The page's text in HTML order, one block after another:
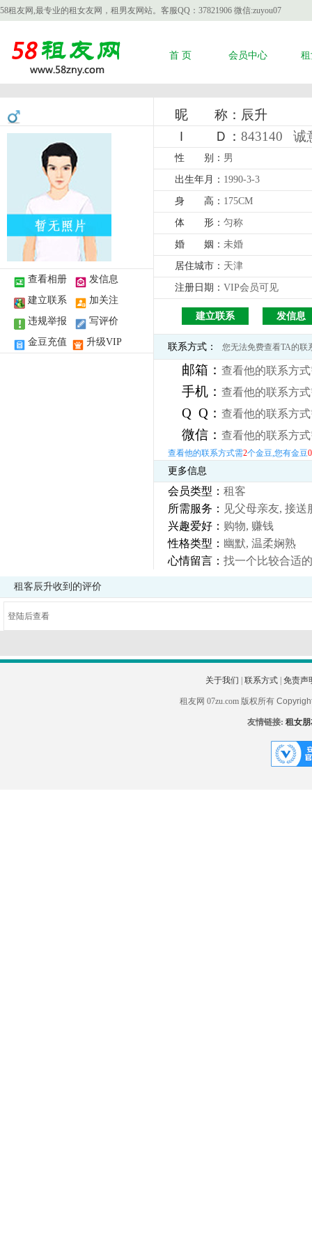
58租友网,最专业的租女友网，租男友网站。客服QQ：37821906 微信:zuyou07
首 页 会员中心
查看相册
发信息
建立联系
加关注
违规举报
写评价
金豆充值
升级VIP
昵 称：辰升
Ｉ Ｄ： 843140 诚
性 别： 男
出生年月： 1990-3-3
身 高： 175CM
体 形： 匀称
婚 姻： 未婚
居住城市： 天津
注册日期： VIP会员可见
建立联系 发信息
联系方式： 您无法免费查看TA的联
邮箱： 查看他的联系方
手机： 查看他的联系方
Q Q： 查看他的联系方
微信： 查看他的联系方
查看他的联系方式需2个金豆,您有金豆0
更多信息
会员类型： 租客
所需服务： 见父母亲友, 接
兴趣爱好： 购物, 赚钱
性格类型： 幽默, 温柔娴熟
心情留言： 找一个比较合适
租客辰升收到的评价
登陆后查看
关于我们 |联系方式 |免责声
租友网 07zu.com 版权所有
友情链接:租女